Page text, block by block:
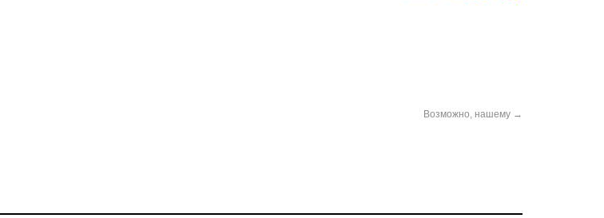
Возможно, нашему →